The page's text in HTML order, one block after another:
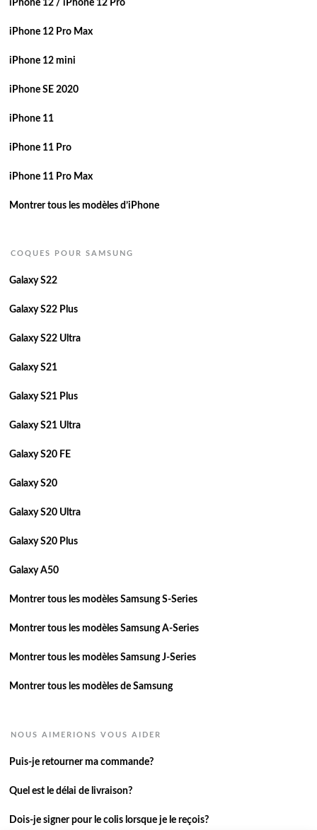
iPhone 12 / iPhone 12 Pro
iPhone 12 Pro Max
iPhone 12 mini
iPhone SE 2020
iPhone 11
iPhone 11 Pro
iPhone 11 Pro Max
Montrer tous les modèles d’iPhone
COQUES POUR SAMSUNG
Galaxy S22
Galaxy S22 Plus
Galaxy S22 Ultra
Galaxy S21
Galaxy S21 Plus
Galaxy S21 Ultra
Galaxy S20 FE
Galaxy S20
Galaxy S20 Ultra
Galaxy S20 Plus
Galaxy A50
Montrer tous les modèles Samsung S-Series
Montrer tous les modèles Samsung A-Series
Montrer tous les modèles Samsung J-Series
Montrer tous les modèles de Samsung
NOUS AIMERIONS VOUS AIDER
Puis-je retourner ma commande?
Quel est le délai de livraison?
Dois-je signer pour le colis lorsque je le reçois?